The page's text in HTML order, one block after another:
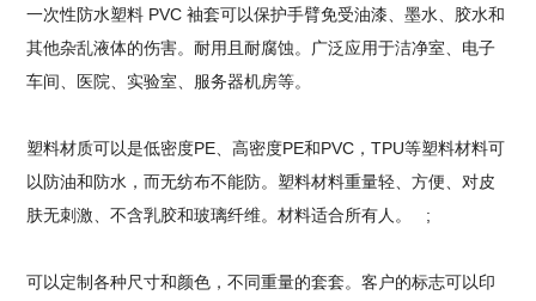
一次性防水塑料 PVC 袖套可以保护手臂免受油漆、墨水、胶水和
其他杂乱液体的伤害。耐用且耐腐蚀。广泛应用于洁净室、电子
车间、医院、实验室、服务器机房等。
塑料材质可以是低密度PE、高密度PE和PVC ，TPU等塑料材料可
以防油和防水，而无纺布不能防。塑料材料重量轻、方便、对皮
肤无刺激、不含乳胶和玻璃纤维。材料适合所有人。 ;
可以定制各种尺寸和颜色，不同重量的套套。客户的标志可以印